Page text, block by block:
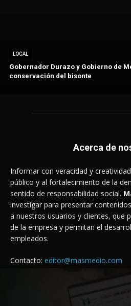
LOCAL
Gobernador Durazo y Gobierno de
conservación del bisonte
Acerca de
Informar con veracidad y
público y al fortalecimiento de la
sentido de responsabilidad social.
investigar para presentar
a nuestros usuarios y clientes, que
de la empresa y permitan el
empleados.
Contacto: editor@masmedio.com